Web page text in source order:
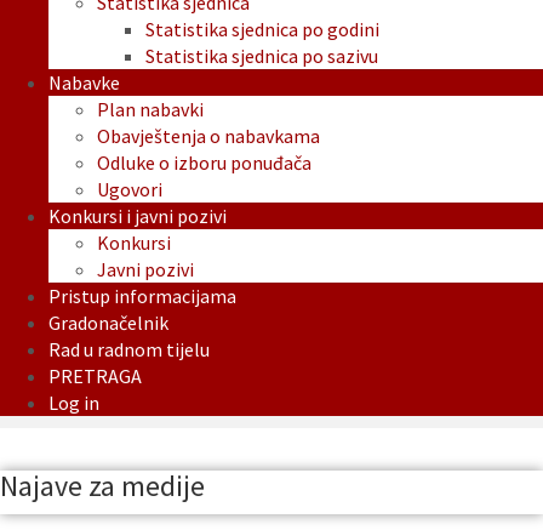
Statistika sjednica po godini
Statistika sjednica po sazivu
Nabavke
Plan nabavki
Obavještenja o nabavkama
Odluke o izboru ponuđača
Ugovori
Konkursi i javni pozivi
Konkursi
Javni pozivi
Pristup informacijama
Gradonačelnik
Rad u radnom tijelu
PRETRAGA
Log in
Najave za medije